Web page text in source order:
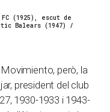
(1925), escut de
Balears (1947) /
però, la
president del club
1930-1933 i 1943-